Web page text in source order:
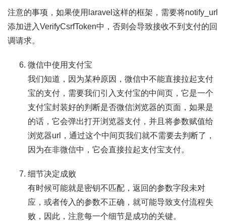
注意的事项，如果使用laravel这样的框架，需要将notify_url
添加进入VerifyCsrfToken中，否则会导致接收不到支付的回
调请求。
微信中使用支付宝
我们知道，因为某种原因，微信中不能直接拉起支付
宝的支付，需要我们引入支付宝的中间页，它是一个
支付宝封装好的判断是否微信浏览器的页面，如果是
的话，它会弹出打开浏览器支付，并且将参数赋值给
浏览器url，通过这个中间页我们就不需要去判断了，
因为在非微信中，它会直接拉起支付宝支付。
细节决定成败
有时候可能就是密钥不匹配，返回的参数字段未对
应，或者传入的参数不正确，就可能导致支付流程失
败，因此，注意每一个细节是成功的关键。